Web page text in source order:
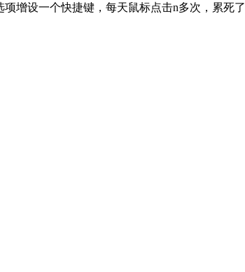
增设一个快捷键，每天鼠标点击n多次，累死